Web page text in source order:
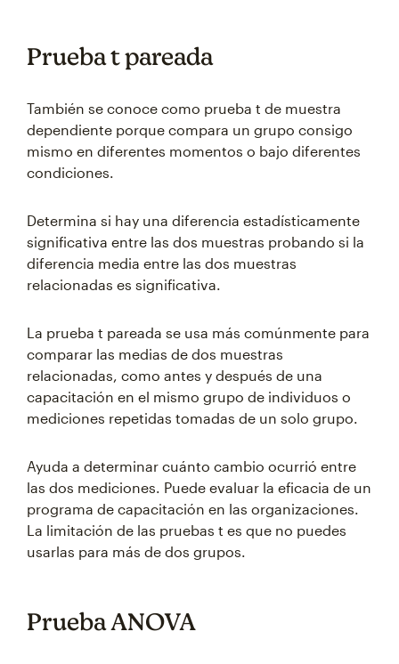
Prueba t pareada
También se conoce como prueba t de muestra
dependiente porque compara un grupo consigo
mismo en diferentes momentos o bajo diferentes
condiciones.
Determina si hay una diferencia estadísticamente
significativa entre las dos muestras probando si la
diferencia media entre las dos muestras
relacionadas es significativa.
La prueba t pareada se usa más comúnmente para
comparar las medias de dos muestras
relacionadas, como antes y después de una
capacitación en el mismo grupo de individuos o
mediciones repetidas tomadas de un solo grupo.
Ayuda a determinar cuánto cambio ocurrió entre
las dos mediciones. Puede evaluar la eficacia de un
programa de capacitación en las organizaciones.
La limitación de las pruebas t es que no puedes
usarlas para más de dos grupos.
Prueba ANOVA